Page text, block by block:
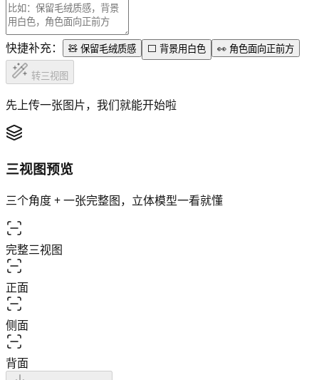
快捷补充： 🧸 保留毛绒质感 ⬜ 背景用白色 👀 角色面向正前方
转三视图
先上传一张图片，我们就能开始啦
三视图预览
三个角度 + 一张完整图，立体模型一看就懂
完整三视图
正面
侧面
背面